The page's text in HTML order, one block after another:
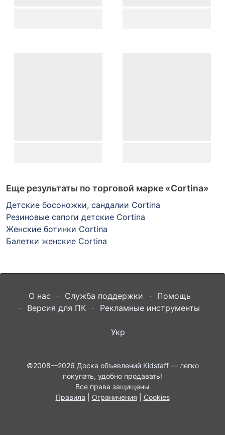
Еще результаты по торговой марке «Cortina»
Детские босоножки, сандалии Cortina
Резиновые сапоги детские Cortina
Женские ботинки Cortina
Балетки женские Cortina
О нас Служба поддержки
Помощь
Версия для ПК
Рекламные инструменты
Укр
©2008—2026 Доска объявлений Kidstaff— легко
покупать, удобно продавать!
Все права защищены
Правила
Ограничения Cookies